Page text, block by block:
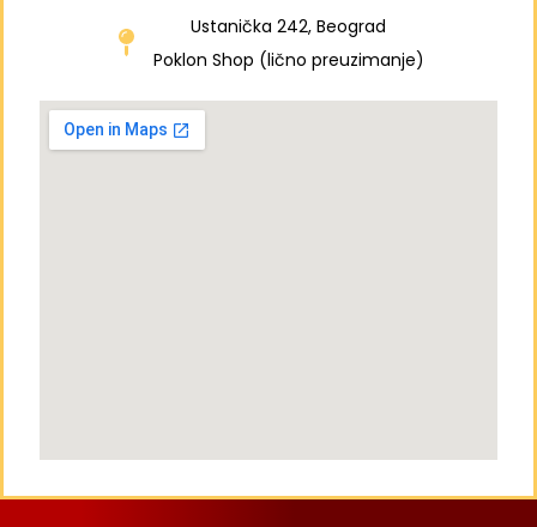
Ustanička 242, Beograd
Poklon Shop (lično preuzimanje)